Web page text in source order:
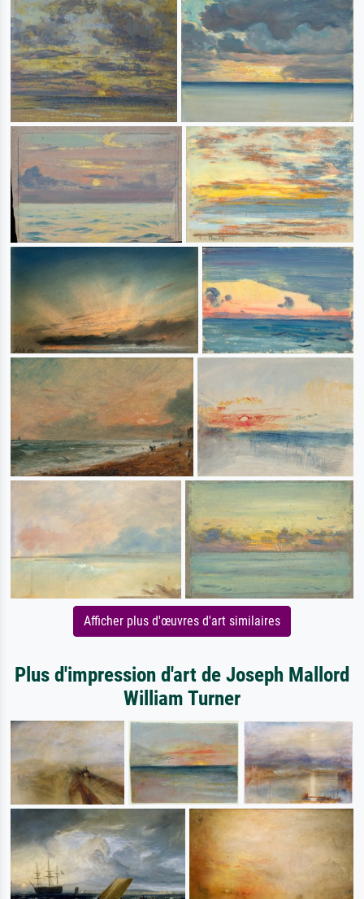
Afficher plus d'œuvres d'art similaires
Plus d'impression d'art de Joseph Mallord
William Turner